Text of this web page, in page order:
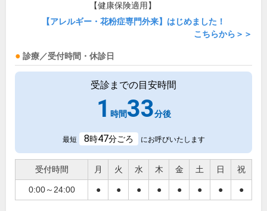
【健康保険適用】
【アレルギー・花粉症専門外来】はじめました！
こちらから＞＞
診療／受付時間・休診日
受診までの目安時間
1 時間33分後
最短 8時47分ごろ にお呼びいたします
受付時間 月 火 水 木 金 土 日 祝
0:00～24:00 ● ● ● ● ● ● ● ●